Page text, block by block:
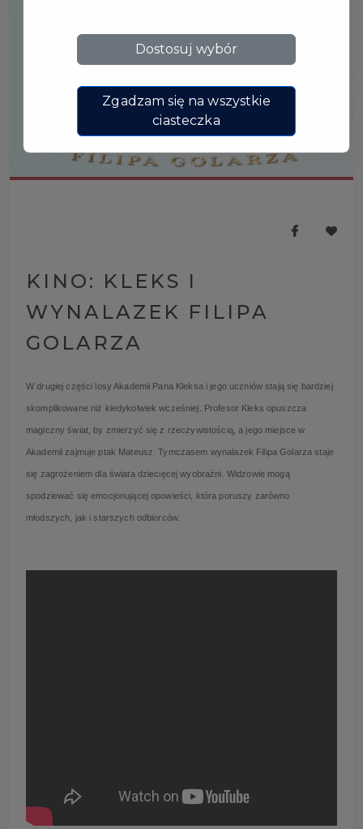
KINO: KLEKS I
WYNALAZEK FILIPA
GOLARZA
W drugiej części losy Akademii Pana Kleksa i jego uczniów stają się bardziej
skomplikowane niż kiedykolwiek wcześniej. Profesor Kleks opuszcza
magiczny świat, by zmierzyć się z rzeczywistością, a jego miejsce w
Akademii zajmuje ptak Mateusz. Tymczasem wynalazek Filipa Golarza staje
się zagrożeniem dla świata dziecięcej wyobraźni. Widzowie mogą
spodziewać się emocjonującej opowieści, która poruszy zarówno
młodszych, jak i starszych odbiorców.
Dostosuj wybór
Zgadzam się na wszystkie
ciasteczka